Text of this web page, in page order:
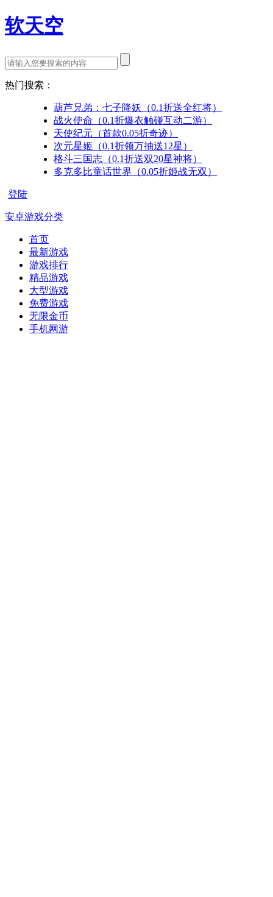
软天空
热门搜索：
葫芦兄弟：七子降妖（0.1折送全红将）
战火使命（0.1折爆衣触碰互动二游）
天使纪元（首款0.05折奇迹）
次元星姬（0.1折领万抽送12星）
格斗三国志（0.1折送双20星神将）
多克多比童话世界（0.05折姬战无双）
登陆
安卓游戏分类
首页
最新游戏
游戏排行
精品游戏
大型游戏
免费游戏
无限金币
手机网游